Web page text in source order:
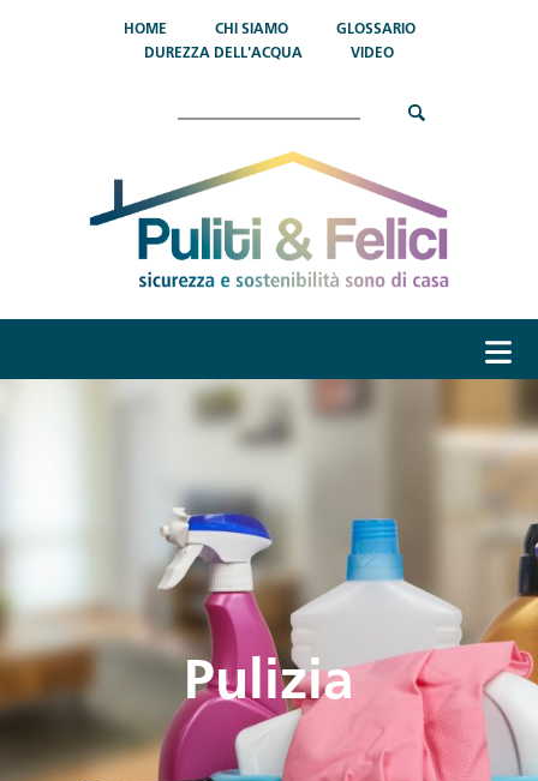
HOME CHI SIAMO
GLOSSARIO
DUREZZA DELL'ACQUA
VIDEO
menu
Pulizia